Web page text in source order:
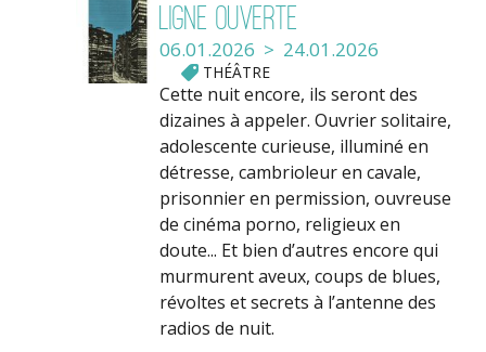
Ligne Ouverte
06.01.2026 > 24.01.2026
THÉÂTRE
Cette nuit encore, ils seront des
dizaines à appeler. Ouvrier solitaire,
adolescente curieuse, illuminé en
détresse, cambrioleur en cavale,
prisonnier en permission, ouvreuse
de cinéma porno, religieux en
doute... Et bien d’autres encore qui
murmurent aveux, coups de blues,
révoltes et secrets à l’antenne des
radios de nuit.